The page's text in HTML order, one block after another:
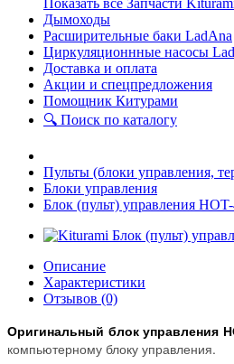
Показать все Запчасти
Дымоходы
Расширительные баки LadAna
Циркуляционнные насосы
Доставка и оплата
Акции и спецпредложения
Помощник Китурами
🔍 Поиск по каталогу
Пульты (блоки управления,
Блоки управления
Блок (пульт) управления
Описание
Характеристики
Отзывов (0)
Оригинальный блок управления
компьютерному блоку управления.